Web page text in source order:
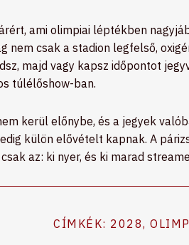
ami olimpiai léptékben
csak a stadion legfelső,
majd vagy kapsz időpontot
túlélőshow-ban.
kerül előnybe, és a jegyek
külön elővételt kapnak. A
az: ki nyer, és ki marad
CÍMKÉK: 2028,